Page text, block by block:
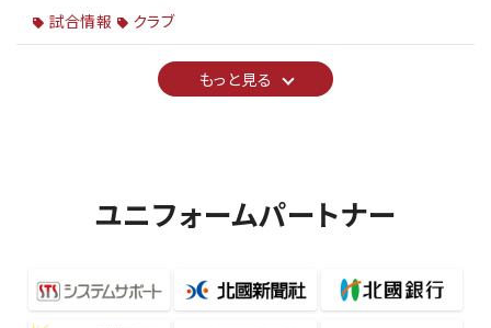
試合情報
クラブ
もっと見る
ユニフォームパートナー